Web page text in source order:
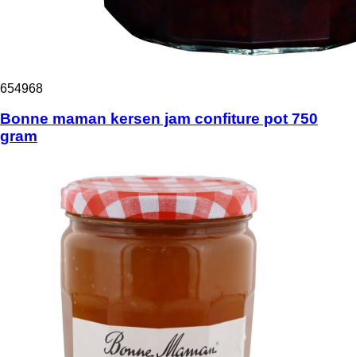
654968
Bonne maman kersen jam confiture pot 750
gram